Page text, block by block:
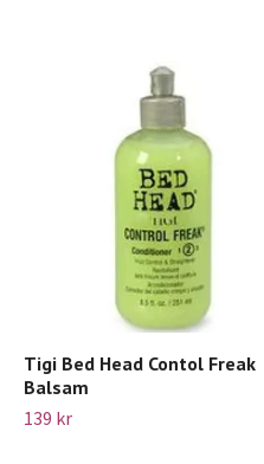
Tigi Bed Head Contol Freak
Balsam
139 kr